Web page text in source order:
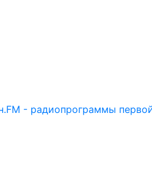
- радиопрограммы